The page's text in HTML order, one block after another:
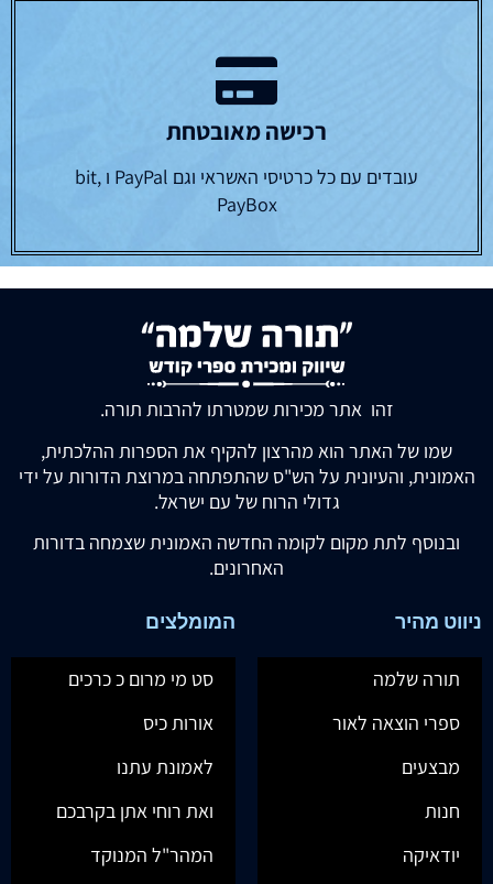
רכישה מאובטחת
עובדים עם כל כרטיסי האשראי וגם PayPal ו bit,
PayBox
זהו אתר מכירות שמטרתו להרבות תורה.
שמו של האתר הוא מהרצון להקיף את הספרות ההלכתית,
האמונית, והעיונית על הש"ס שהתפתחה במרוצת הדורות על ידי
גדולי הרוח של עם ישראל.
ובנוסף לתת מקום לקומה החדשה האמונית שצמחה בדורות
האחרונים.
ניווט מהיר
תורה שלמה
ספרי הוצאה לאור
מבצעים
חנות
יודאיקה
המומלצים
סט מי מרום כ כרכים
אורות כיס
לאמונת עתנו
ואת רוחי אתן בקרבכם
המהר"ל המנוקד